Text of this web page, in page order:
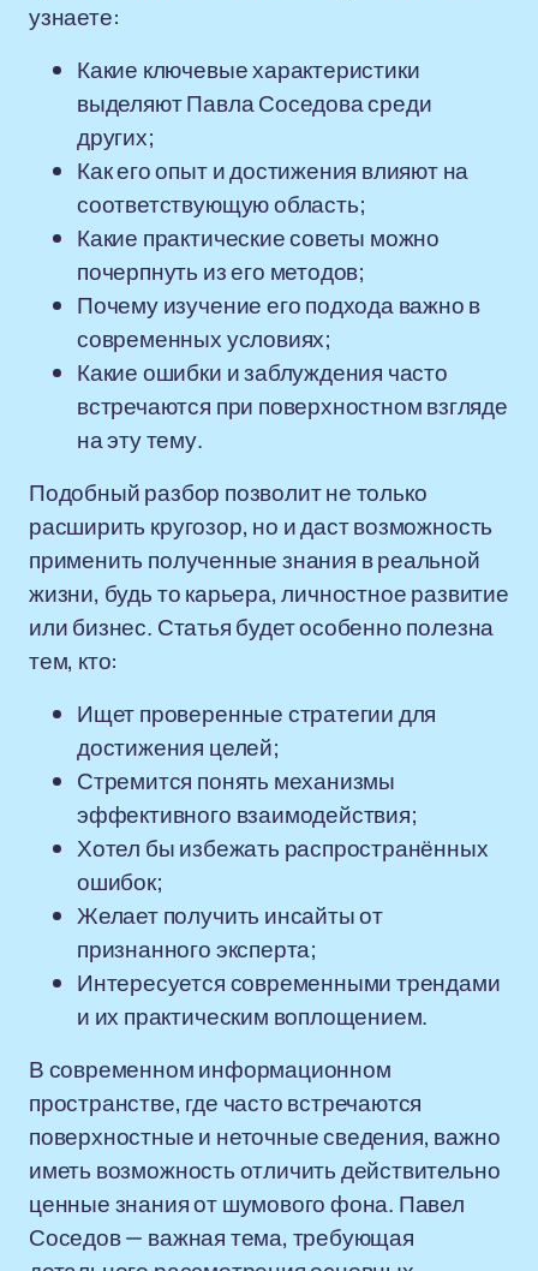
узнаете:
Какие ключевые характеристики
выделяют Павла Соседова среди
других;
Как его опыт и достижения влияют на
соответствующую область;
Какие практические советы можно
почерпнуть из его методов;
Почему изучение его подхода важно в
современных условиях;
Какие ошибки и заблуждения часто
встречаются при поверхностном взгляде
на эту тему.
Подобный разбор позволит не только
расширить кругозор, но и даст возможность
применить полученные знания в реальной
жизни, будь то карьера, личностное развитие
или бизнес. Статья будет особенно полезна
тем, кто:
Ищет проверенные стратегии для
достижения целей;
Стремится понять механизмы
эффективного взаимодействия;
Хотел бы избежать распространённых
ошибок;
Желает получить инсайты от
признанного эксперта;
Интересуется современными трендами
и их практическим воплощением.
В современном информационном
пространстве, где часто встречаются
поверхностные и неточные сведения, важно
иметь возможность отличить действительно
ценные знания от шумового фона. Павел
Соседов — важная тема, требующая